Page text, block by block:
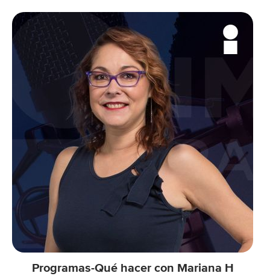
Programas-Qué hacer con Mariana H